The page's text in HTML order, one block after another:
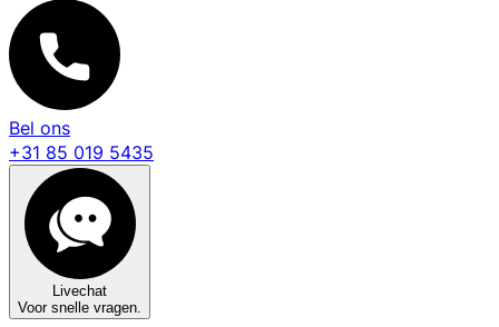
Bel ons
+31 85 019 5435
Livechat
Voor snelle vragen.